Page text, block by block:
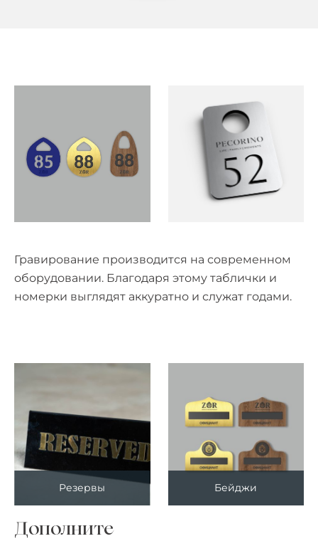
Гравирование производится на современном
оборудовании. Благодаря этому таблички и
номерки выглядят аккуратно и служат годами.
Резервы Бейджи
Дополните